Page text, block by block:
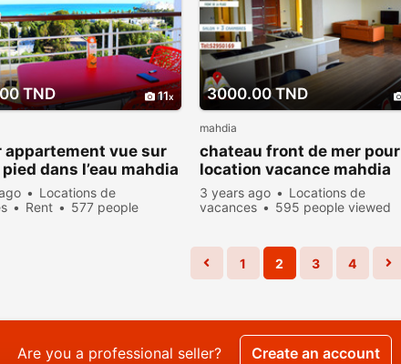
TND 11
appartement vue sur
dans l’eau mahdia
Locations de
Rent
577 people
3000.00 TND
mahdia
chateau front de mer pour
location vacance mahdia
3 years ago
Locations de
vacances
595 people viewed
1 2 3 4
Are you a professional seller? Create an account